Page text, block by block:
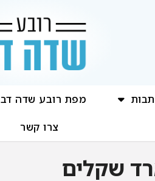
מפת רובע שדה דב
צרו קשר
שקלים